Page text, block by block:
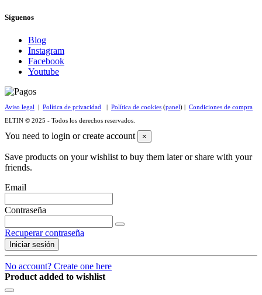
Síguenos
Blog
Instagram
Facebook
Youtube
Aviso legal | Política de privacidad | Política de cookies (panel) | Condiciones de compra
ELTIN © 2025 - Todos los derechos reservados.
You need to login or create account ×
Save products on your wishlist to buy them later or share with your
friends.
Email
Contraseña
Recuperar contraseña
Iniciar sesión
No account? Create one here
Product added to wishlist